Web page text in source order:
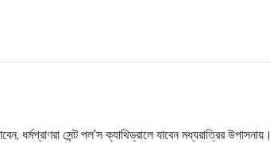
সেন্ট পল’স ক্যাথিড্রালে যাবেন মধ্যরাত্রির উপাসনায়।